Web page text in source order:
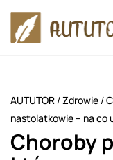
AUTUTOR /Zdrowie /
nastolatkowie – na co
Choroby